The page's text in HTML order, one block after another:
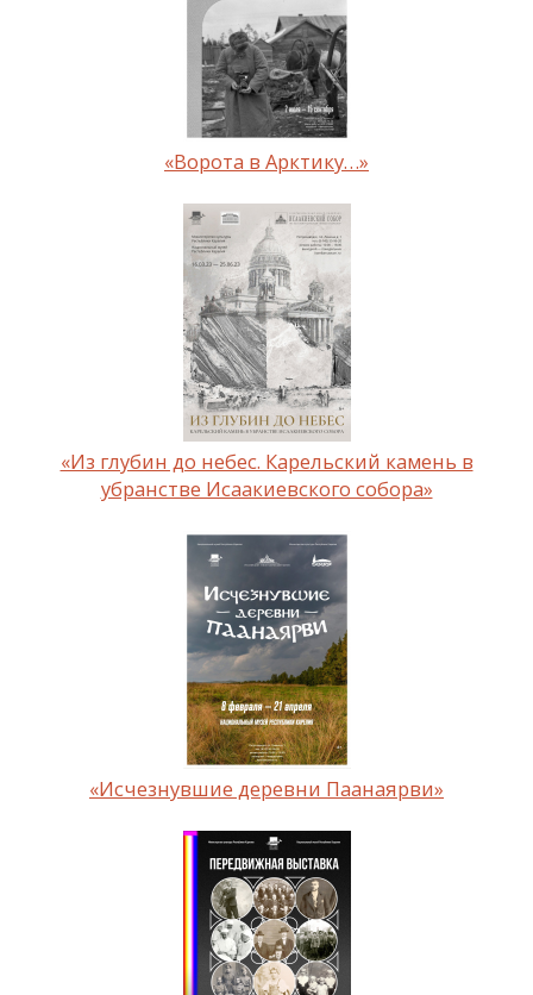
«Ворота в Арктику…»
«Из глубин до небес. Карельский камень в
убранстве Исаакиевского собора»
«Исчезнувшие деревни Паанаярви»